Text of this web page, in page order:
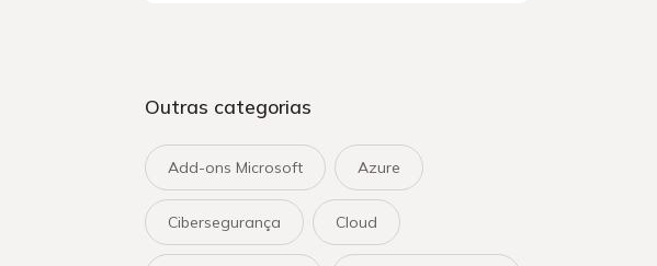
Outras categorias
Add-ons Microsoft Azure
Cibersegurança Cloud